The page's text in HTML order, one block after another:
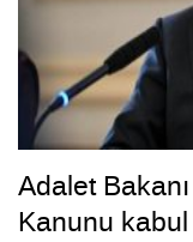
Adalet
Kanunu